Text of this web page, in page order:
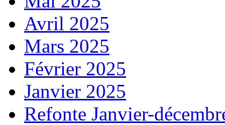
Avril 2025
Mars 2025
Février 2025
Janvier 2025
Refonte Janvier-